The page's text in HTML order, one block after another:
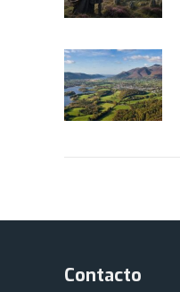
Contacto